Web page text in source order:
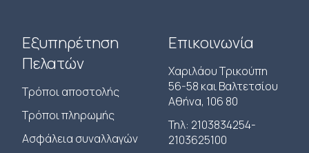
Εξυπηρέτηση
Πελατών
Τρόποι αποστολής
Τρόποι πληρωμής
Ασφάλεια συναλλαγών
Επικοινωνία
Χαριλάου Τρικούπη
56-58 και Βαλτετσίου
Αθήνα, 106 80
Τηλ: 2103834254-
2103625100